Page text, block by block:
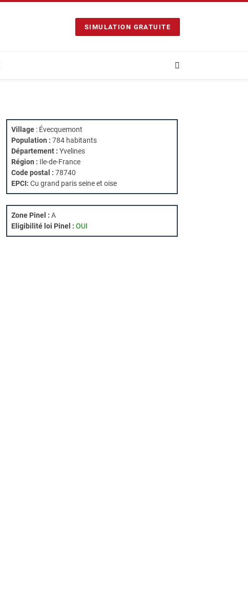
SIMULATION GRATUITE
Village : Évecquemont
Population : 784 habitants
Département : Yvelines
Région : Ile-de-France
Code postal : 78740
EPCI: Cu grand paris seine et oise
Zone Pinel : A
Eligibilité loi Pinel : OUI